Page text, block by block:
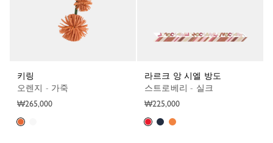
키링
오렌지 - 가죽
₩265,000
라르크 앙 시엘 방도
스트로베리 - 실크
₩225,000